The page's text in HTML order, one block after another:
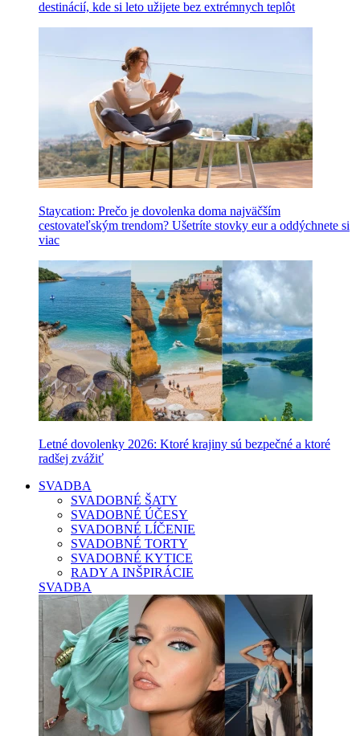
destinácií, kde si leto užijete bez extrémnych teplôt
Staycation: Prečo je dovolenka doma najväčším
cestovateľským trendom? Ušetríte stovky eur a oddýchnete si
viac
Letné dovolenky 2026: Ktoré krajiny sú bezpečné a ktoré
radšej zvážiť
SVADBA
SVADOBNÉ ŠATY
SVADOBNÉ ÚČESY
SVADOBNÉ LÍČENIE
SVADOBNÉ TORTY
SVADOBNÉ KYTICE
RADY A INŠPIRÁCIE
SVADBA